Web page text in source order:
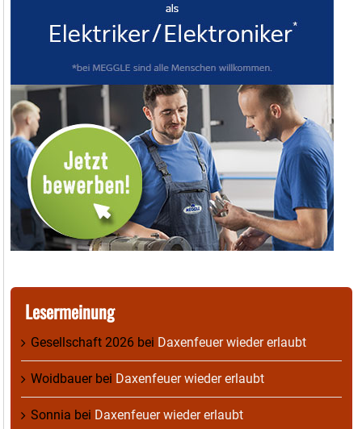
Lesermeinung
Gesellschaft 2026 bei Daxenfeuer wieder erlaubt
Woidbauerbei Daxenfeuer wieder erlaubt
Sonnia bei Daxenfeuer wieder erlaubt